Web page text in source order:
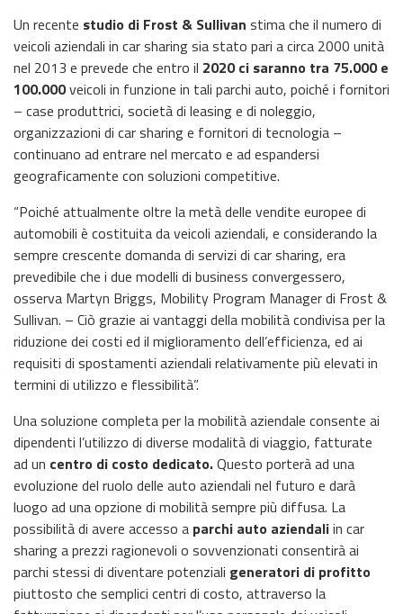
Un recente studio di Frost & Sullivan stima che il numero di
veicoli aziendali in car sharing sia stato pari a circa 2000 unità
nel 2013 e prevede che entro il 2020 ci saranno tra 75.000 e
100.000veicoli in funzione in tali parchi auto, poiché i fornitori
– case produttrici, società di leasing e di noleggio,
organizzazioni di car sharing e fornitori di tecnologia –
continuano ad entrare nel mercato e ad espandersi
geograficamente con soluzioni competitive.
“Poiché attualmente oltre la metà delle vendite europee di
automobili è costituita da veicoli aziendali, e considerando la
sempre crescente domanda di servizi di car sharing, era
prevedibile che i due modelli di business convergessero,
osserva Martyn Briggs, Mobility Program Manager di Frost &
Sullivan. – Ciò grazie ai vantaggi della mobilità condivisa per la
riduzione dei costi ed il miglioramento dell’efficienza, ed ai
requisiti di spostamenti aziendali relativamente più elevati in
termini di utilizzo e flessibilità”.
Una soluzione completa per la mobilità aziendale consente ai
dipendenti l’utilizzo di diverse modalità di viaggio, fatturate
ad un centro di costo dedicato.Questo porterà ad una
evoluzione del ruolo delle auto aziendali nel futuro e darà
luogo ad una opzione di mobilità sempre più diffusa. La
possibilità di avere accesso a parchi auto aziendaliin car
sharing a prezzi ragionevoli o sovvenzionati consentirà ai
parchi stessi di diventare potenziali generatori di profitto
piuttosto che semplici centri di costo, attraverso la